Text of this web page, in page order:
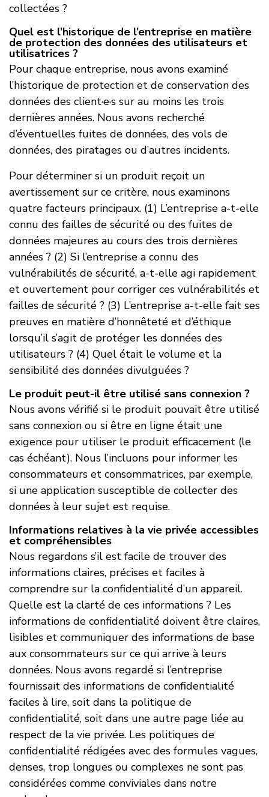
collectées ?
Quel est l’historique de l’entreprise en matière
de protection des données des utilisateurs et
utilisatrices ?
Pour chaque entreprise, nous avons examiné
l’historique de protection et de conservation des
données des client·e·s sur au moins les trois
dernières années. Nous avons recherché
d’éventuelles fuites de données, des vols de
données, des piratages ou d’autres incidents.
Pour déterminer si un produit reçoit un
avertissement sur ce critère, nous examinons
quatre facteurs principaux. (1) L’entreprise a-t-elle
connu des failles de sécurité ou des fuites de
données majeures au cours des trois dernières
années ? (2) Si l’entreprise a connu des
vulnérabilités de sécurité, a-t-elle agi rapidement
et ouvertement pour corriger ces vulnérabilités et
failles de sécurité ? (3) L’entreprise a-t-elle fait ses
preuves en matière d’honnêteté et d’éthique
lorsqu’il s’agit de protéger les données des
utilisateurs ? (4) Quel était le volume et la
sensibilité des données divulguées ?
Le produit peut-il être utilisé sans connexion ?
Nous avons vérifié si le produit pouvait être utilisé
sans connexion ou si être en ligne était une
exigence pour utiliser le produit efficacement (le
cas échéant). Nous l’incluons pour informer les
consommateurs et consommatrices, par exemple,
si une application susceptible de collecter des
données à leur sujet est requise.
Informations relatives à la vie privée accessibles
et compréhensibles
Nous regardons s’il est facile de trouver des
informations claires, précises et faciles à
comprendre sur la confidentialité d’un appareil.
Quelle est la clarté de ces informations ? Les
informations de confidentialité doivent être claires,
lisibles et communiquer des informations de base
aux consommateurs sur ce qui arrive à leurs
données. Nous avons regardé si l’entreprise
fournissait des informations de confidentialité
faciles à lire, soit dans la politique de
confidentialité, soit dans une autre page liée au
respect de la vie privée. Les politiques de
confidentialité rédigées avec des formules vagues,
denses, trop longues ou complexes ne sont pas
considérées comme conviviales dans notre